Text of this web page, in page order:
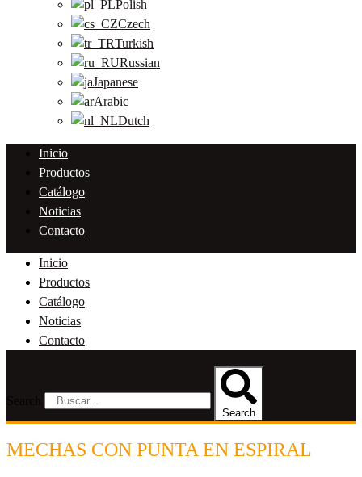
Polish
Czech
Turkish
Russian
Japanese
Arabic
Dutch
Inicio
Productos
Catálogo
Noticias
Contacto
Inicio
Productos
Catálogo
Noticias
Contacto
Search
MECHAS CON PUNTA EN ESPIRAL